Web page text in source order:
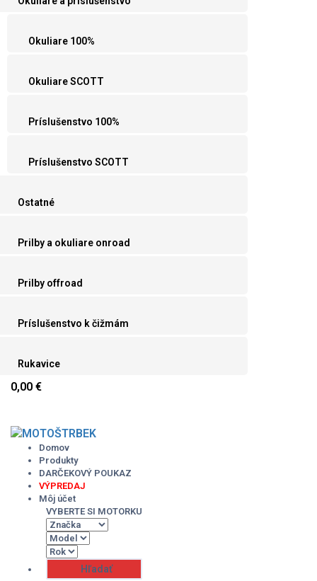
Okuliare 100%
Okuliare SCOTT
Príslušenstvo 100%
Príslušenstvo SCOTT
Ostatné
Prilby a okuliare onroad
Prilby offroad
Príslušenstvo k čižmám
Rukavice
0,00 €
contentDomov
Produkty
DARČEKOVÝ POUKAZ
VÝPREDAJ
Môj účet
VYBERTE SI MOTORKU